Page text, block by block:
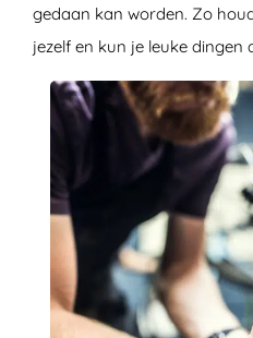
gedaan kan worden. Zo
jezelf en kun je leuke dingen